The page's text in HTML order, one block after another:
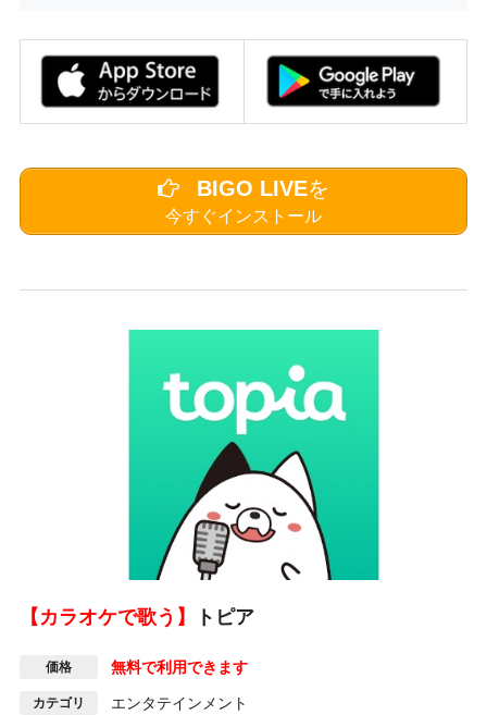
BIGO LIVEを
今すぐインストール
【カラオケで歌う】 トピア
価格 無料で利用できます
カテゴリ エンタテインメント